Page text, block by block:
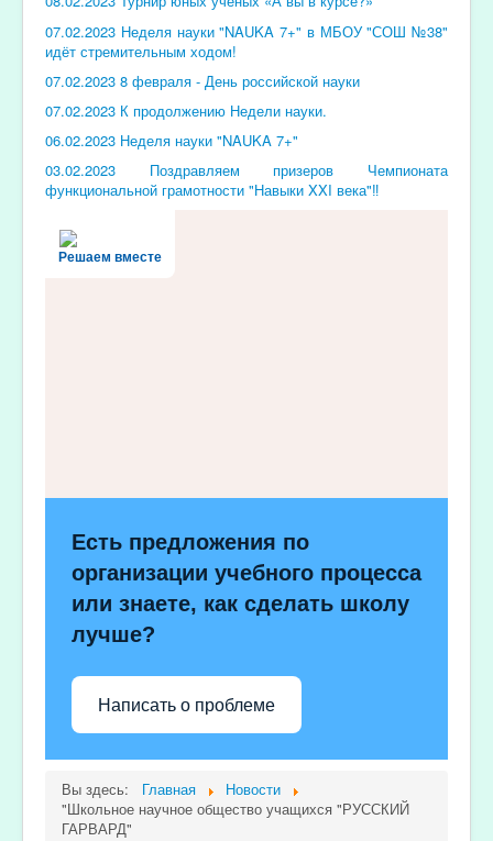
07.02.2023 Неделя науки "NAUKA 7+" в МБОУ "СОШ №38"
идёт стремительным ходом!
07.02.2023 8 февраля - День российской науки
07.02.2023 К продолжению Недели науки.
06.02.2023 Неделя науки "NAUKA 7+"
03.02.2023 Поздравляем призеров Чемпионата
функциональной грамотности "Навыки XXI века"‼️
Решаем вместе
Есть предложения по
организации учебного процесса
или знаете, как сделать школу
лучше?
Написать о проблеме
Вы здесь: Главная
Новости
"Школьное научное общество учащихся "РУССКИЙ
ГАРВАРД"